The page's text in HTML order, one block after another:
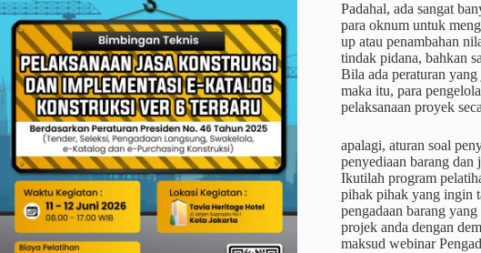
Padahal, ada sangat
para oknum untuk
up atau penambahan
tindak pidana, bahkan
Bila ada peraturan
maka itu, para
pelaksanaan proyek
apalagi, aturan soal
penyediaan barang dan
Ikutilah program
pihak pihak yang ingin
pengadaan barang yang
projek anda dengan
maksud webinar